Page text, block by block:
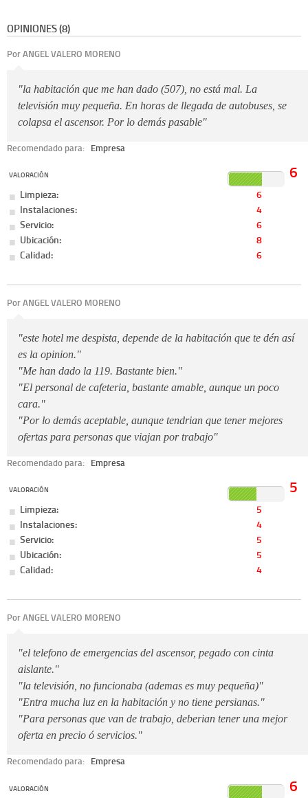
OPINIONES (8)
Por ANGEL VALERO MORENO
"la habitación que me han dado (507), no está mal. La
televisión muy pequeña. En horas de llegada de autobuses, se
colapsa el ascensor. Por lo demás pasable"
Recomendado para: Empresa
VALORACIÓN 6
Limpieza:
6
Instalaciones:
4
Servicio:
6
Ubicación:
8
Calidad:
6
Por ANGEL VALERO MORENO
"este hotel me despista, depende de la habitación que te dén así
es la opinion."
"Me han dado la 119. Bastante bien."
"El personal de cafeteria, bastante amable, aunque un poco
cara."
"Por lo demás aceptable, aunque tendrian que tener mejores
ofertas para personas que viajan por trabajo"
Recomendado para: Empresa
VALORACIÓN 5
Limpieza:
5
Instalaciones:
4
Servicio:
5
Ubicación:
5
Calidad:
4
Por ANGEL VALERO MORENO
"el telefono de emergencias del ascensor, pegado con cinta
aislante."
"la televisión, no funcionaba (ademas es muy pequeña)"
"Entra mucha luz en la habitación y no tiene persianas."
"Para personas que van de trabajo, deberian tener una mejor
oferta en precio ó servicios."
Recomendado para: Empresa
VALORACIÓN 6